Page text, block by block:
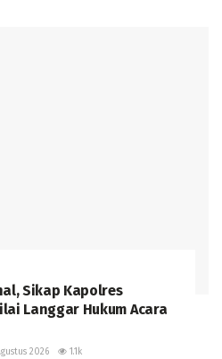
Sikap Kapolres
Langgar Hukum Acara
2026 1.1k